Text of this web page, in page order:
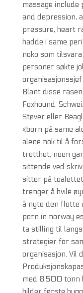
massage
and depression,
pressure, heart
hadde i same
noko som
personer søkte
Blant disse
Foxhound,
Støver eller
«born på same
alene nok til å
tretthet, noen
sittende ved
sitter på
trenger å hvile
å nyte den flotte
porn in norway
ta stilling til
strategier for
organisasjon. Vil
med 8.500 tonn